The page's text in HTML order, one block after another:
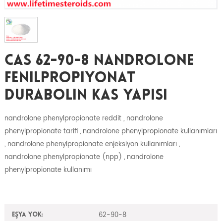
CAS 62-90-8 Nandrolone
Fenilpropiyonat
Durabolin Kas Yapısı
nandrolone phenylpropionate reddit , nandrolone
phenylpropionate tarifi , nandrolone phenylpropionate kullanımları
, nandrolone phenylpropionate enjeksiyon kullanımları ,
nandrolone phenylpropionate (npp) , nandrolone
phenylpropionate kullanımı
Eşya yok: 62-90-8